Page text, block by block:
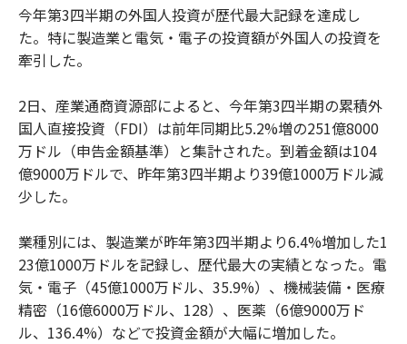
今年第3四半期の外国人投資が歴代最大記録を達成し
た。特に製造業と電気・電子の投資額が外国人の投資を
牽引した。
2日、産業通商資源部によると、今年第3四半期の累積外
国人直接投資（FDI）は前年同期比5.2%増の251億8000
万ドル（申告金額基準）と集計された。到着金額は104
億9000万ドルで、昨年第3四半期より39億1000万ドル減
少した。
業種別には、製造業が昨年第3四半期より6.4%増加した1
23億1000万ドルを記録し、歴代最大の実績となった。電
気・電子（45億1000万ドル、35.9%）、機械装備・医療
精密（16億6000万ドル、128）、医薬（6億9000万ド
ル、136.4%）などで投資金額が大幅に増加した。